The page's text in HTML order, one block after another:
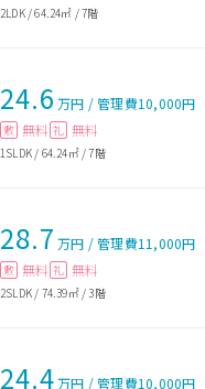
2LDK/64.24㎡ /7階
24.6 万円 /管理費10,000円
敷 無料 礼 無料
1SLDK / 64.24㎡/7階
28.7 万円 /管理費11,000円
敷 無料 礼 無料
2SLDK / 74.39㎡/3階
24.4万円 /管理費10,000円